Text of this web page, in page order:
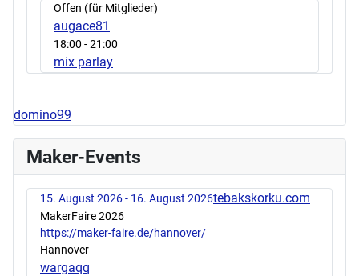
Offen (für Mitglieder)
augace81
18:00 - 21:00
mix parlay
domino99
Maker-Events
15. August 2026 - 16. August 2026tebakskorku.com
MakerFaire 2026
https://maker-faire.de/hannover/
Hannover
wargaqq